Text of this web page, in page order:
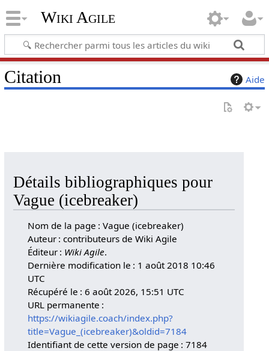
Wiki Agile
Aide
Citation
Détails bibliographiques pour
Vague (icebreaker)
Nom de la page : Vague (icebreaker)
Auteur : contributeurs de Wiki Agile
Éditeur : Wiki Agile.
Dernière modification le : 1 août 2018 10:46
UTC
Récupéré le : 6 août 2026, 15:51 UTC
URL permanente :
https://wikiagile.coach/index.php?
title=Vague_(icebreaker)&oldid=7184
Identifiant de cette version de page : 7184